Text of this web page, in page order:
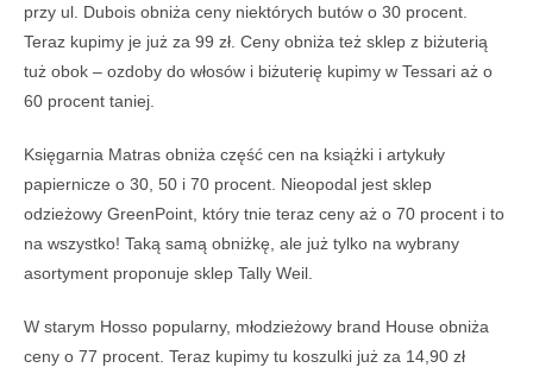
przy ul. Dubois obniża ceny niektórych butów o 30 procent.
Teraz kupimy je już za 99 zł. Ceny obniża też sklep z biżuterią
tuż obok – ozdoby do włosów i biżuterię kupimy w Tessari aż o
60 procent taniej.
Księgarnia Matras obniża część cen na książki i artykuły
papiernicze o 30, 50 i 70 procent. Nieopodal jest sklep
odzieżowy GreenPoint, który tnie teraz ceny aż o 70 procent i to
na wszystko! Taką samą obniżkę, ale już tylko na wybrany
asortyment proponuje sklep Tally Weil.
W starym Hosso popularny, młodzieżowy brand House obniża
ceny o 77 procent. Teraz kupimy tu koszulki już za 14,90 zł